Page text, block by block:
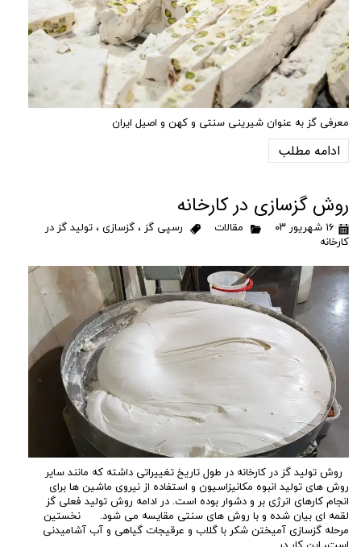
معرفی گز به عنوان شیرینی سنتی و کهن و اصیل ایران
ادامه مطلب
روش گزسازی در کارخانه
۱۶ شهریور ۰۳ مقالات رسپی گز ، گزسازی ، تولید گز در
کارخانه
روش تولید گز در کارخانه در طول تاریخ تغییراتی داشته که مانند سایر
روش های تولید انبوه مکانیزاسیون و استفاده از نیروی ماشین ها برای
انجام کارهای انرژی بر و دشوار بوده است. در ادامه روش تولید فعلی گز
لقمه ای بیان شده و با روش های سنتی مقایسه می شود. نخستین
مرحله گزسازی آمیختن شکر با گلاب و عرقیجات گیاهی و آب آشامیدنی